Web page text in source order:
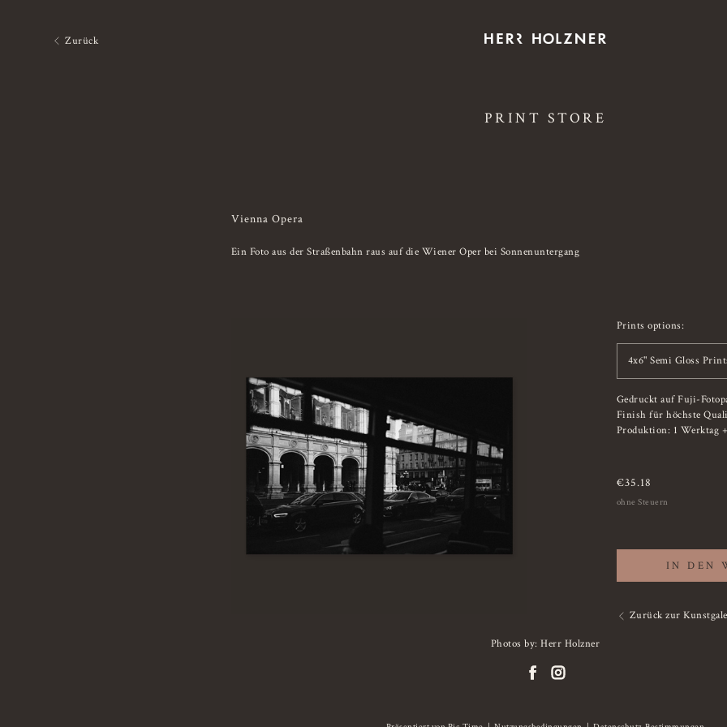
Zurück
PRINT STORE
Vienna Opera
Ein Foto aus der Straßenbahn raus auf die Wiener Oper bei Sonnenuntergang
Prints options:
4x6" Semi Gloss
Gedruckt auf Fuji-
Finish für höchste
Produktion: 1 Werktag
€35.18
ohne Steuern
IN DEN
Zurück zur
Photos by: Herr Holzner